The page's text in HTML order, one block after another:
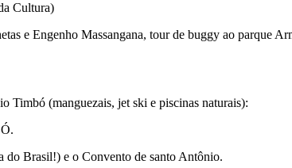
Cultura)
e Engenho Massangana, tour de buggy ao parque
Timbó (manguezais, jet ski e piscinas naturais):
do Brasil!) e o Convento de santo Antônio.